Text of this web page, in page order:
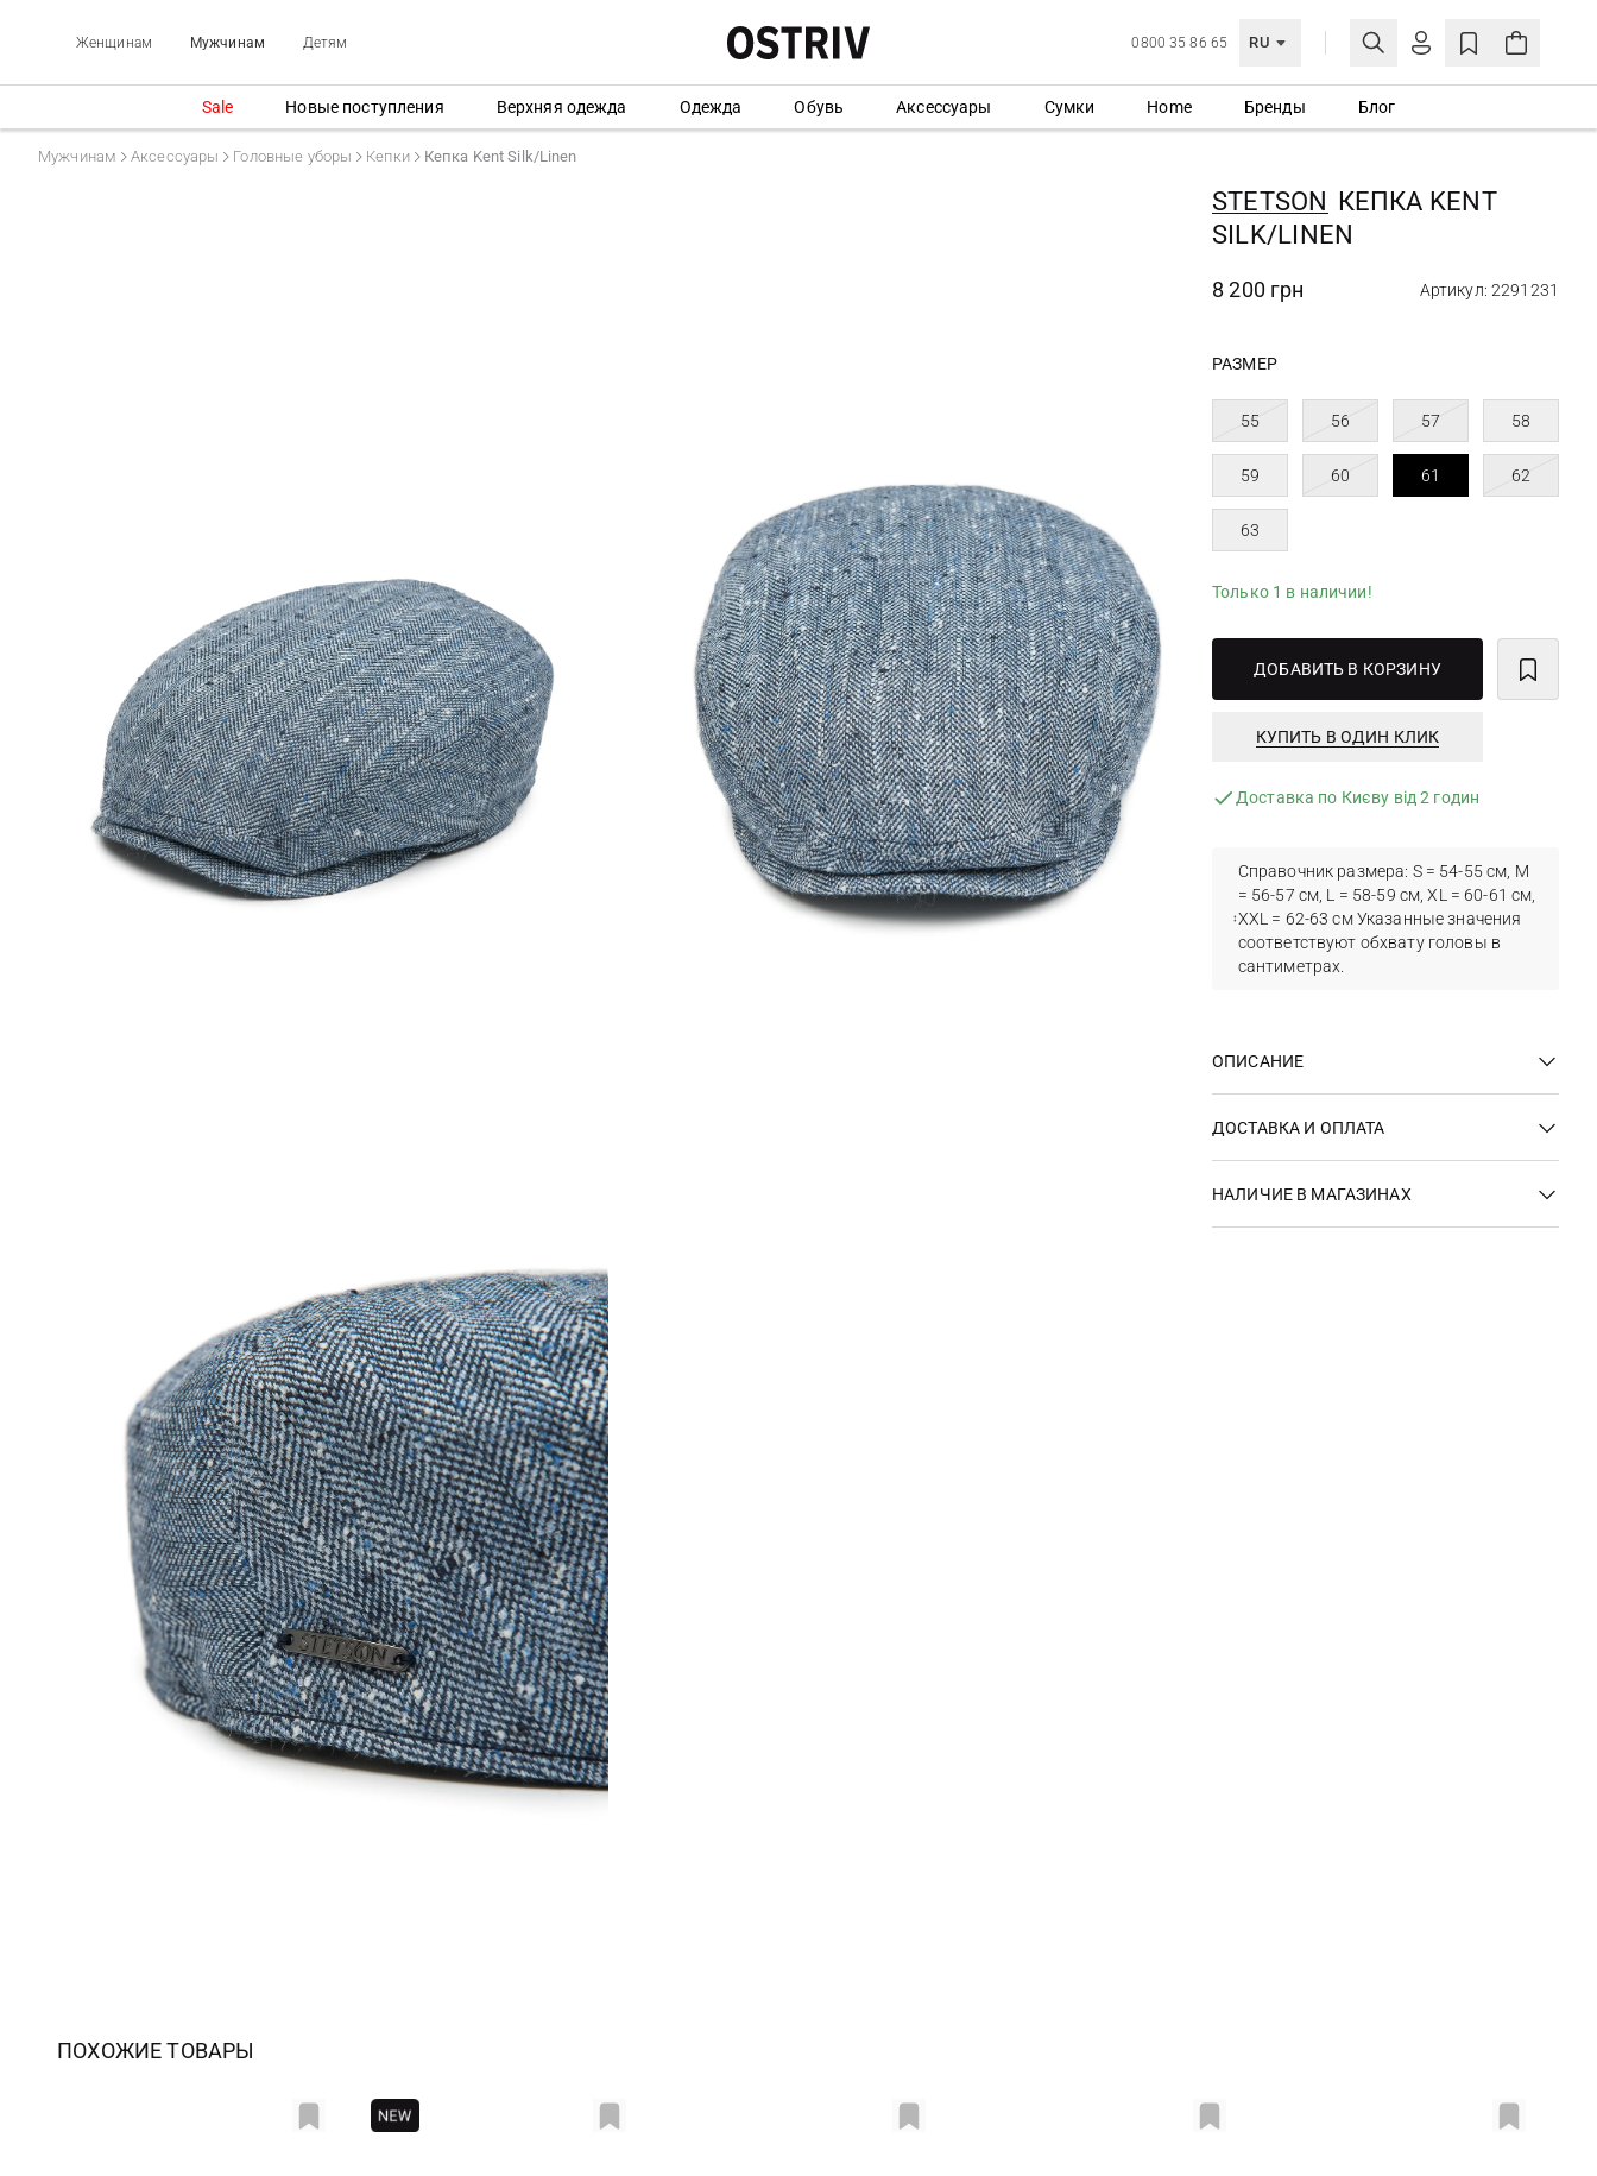
Женщинам Мужчинам Детям 0800 35 86 65 RU
ЛИЧНЫЙ КАБИНЕТ
Еще не зарегистрированы?
СОЗДАТЬ УЧЕТНУЮ ЗАПИСЬ
Sale Новые поступления Верхняя одежда Одежда Обувь Аксессуары Сумки Home Бренды Блог
Мужчинам Аксессуары Головные уборы Кепки Кепка Kent Silk/Linen
STETSON КЕПКА KENT
SILK/LINEN
8 200 грн Артикул: 2291231
РАЗМЕР
55 56 57 58
59 60 61 62
63
Только 1 в наличии!
ДОБАВИТЬ В КОРЗИНУ
КУПИТЬ В ОДИН КЛИК
Доставка по Києву від 2 годин
Справочник размера: S = 54-55 см, M
= 56-57 см, L = 58-59 см, XL = 60-61 см,
XXL = 62-63 см Указанные значения
соответствуют обхвату головы в
сантиметрах.
ОПИСАНИЕ
ДОСТАВКА И ОПЛАТА
НАЛИЧИЕ В МАГАЗИНАХ
ПОХОЖИЕ ТОВАРЫ